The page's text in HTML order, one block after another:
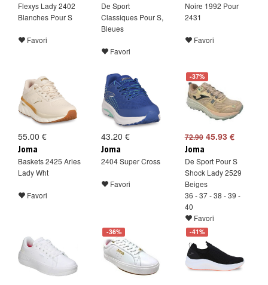
Flexys Lady 2402
Blanches Pour S
Favori
De Sport
Classiques Pour S,
Bleues
Favori
Noire 1992 Pour
2431
Favori
55.00 €
Joma
Baskets 2425 Aries
Lady Wht
Favori
43.20 €
Joma
2404 Super Cross
Favori
-37%
72.9045.93 €
Joma
De Sport Pour S
Shock Lady 2529
Beiges
36 - 37 - 38 - 39 -
40
Favori
-36% -41%